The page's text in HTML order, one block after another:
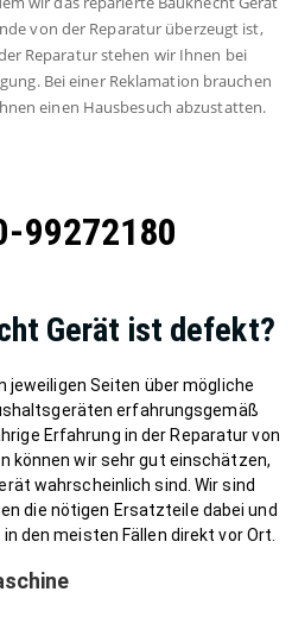
von der Reparatur überzeugt ist,
Reparatur stehen wir Ihnen bei
Bei einer Reklamation brauchen
einen Hausbesuch abzustatten.
99272180
Gerät ist defekt?
jeweiligen Seiten über mögliche
erfahrungsgemäß
Erfahrung in der Reparatur von
können wir sehr gut einschätzen,
wahrscheinlich sind. Wir sind
die nötigen Ersatzteile dabei und
den meisten Fällen direkt vor Ort.